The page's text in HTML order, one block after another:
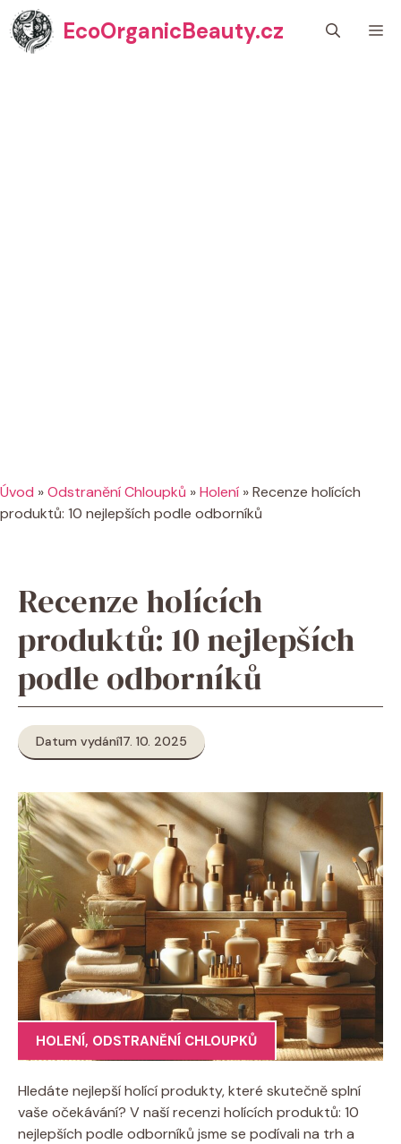
Přeskočit
na
obsah
EcoOrganicBeauty.cz
Úvod »Odstranění Chloupků »Holení »Recenze holících
produktů: 10 nejlepších podle odborníků
Recenze holících
produktů: 10 nejlepších
podle odborníků
Datum vydání17. 10. 2025
HOLENÍ, ODSTRANĚNÍ CHLOUPKŮ
Hledáte nejlepší holící produkty, které skutečně splní
vaše očekávání? V naší recenzi holících produktů: 10
nejlepších podle odborníků jsme se podívali na trh a